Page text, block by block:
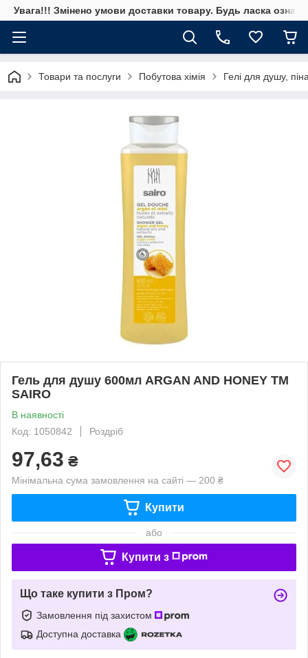
Увага!!! Змінено умови доставки товару. Будь ласка
Товари та послуги Побутова хімія Гелі для душу,
Гель для душу 600мл ARGAN AND HONEY ТМ
SAIRO
В наявності
Код: 1050842
Роздріб
97,63 ₴
Мінімальна сума замовлення на сайті — 200 ₴
Купити
або
Купити з
Що таке купити з Пром?
Замовлення під захистом
Доступна доставка